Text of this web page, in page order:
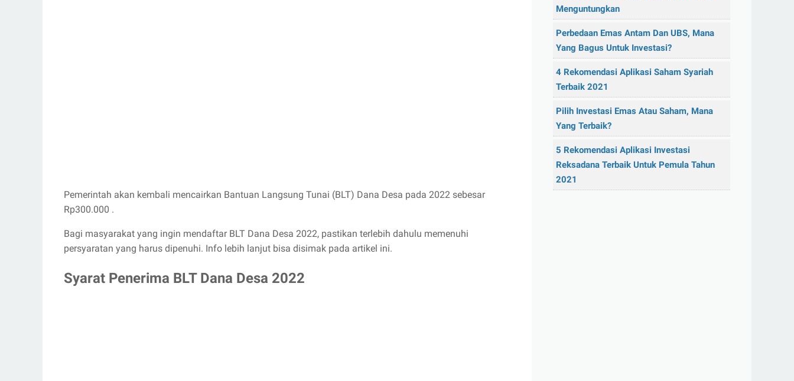
Pemerintah akan kembali mencairkan Bantuan Langsung Tunai (BLT) Dana Desa pada 2022 sebesar
Rp300.000 .
Bagi masyarakat yang ingin mendaftar BLT Dana Desa 2022, pastikan terlebih dahulu memenuhi
persyaratan yang harus dipenuhi. Info lebih lanjut bisa disimak pada artikel ini.
Syarat Penerima BLT Dana Desa 2022
Menguntungkan
Perbedaan Emas Antam Dan UBS, Mana
Yang Bagus Untuk Investasi?
4 Rekomendasi Aplikasi Saham Syariah
Terbaik 2021
Pilih Investasi Emas Atau Saham, Mana
Yang Terbaik?
5 Rekomendasi Aplikasi Investasi
Reksadana Terbaik Untuk Pemula Tahun
2021